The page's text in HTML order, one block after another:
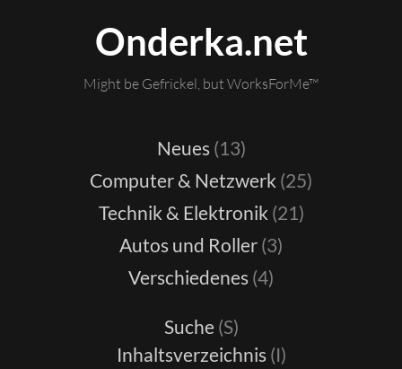
Onderka.net
Might be Gefrickel, but WorksForMe™
Neues (13)
Computer & Netzwerk (25)
Technik & Elektronik (21)
Autos und Roller (3)
Verschiedenes (4)
Suche (S)
Inhaltsverzeichnis (I)